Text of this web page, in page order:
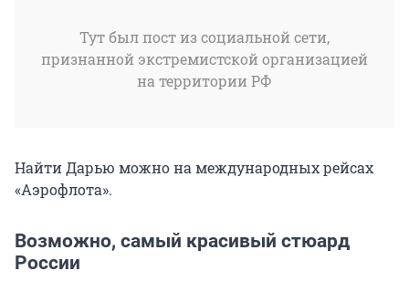
Тут был пост из социальной сети,
признанной экстремистской организацией
на территории РФ
Найти Дарью можно на международных рейсах
«Аэрофлота».
Возможно, самый красивый стюард
России